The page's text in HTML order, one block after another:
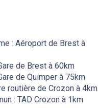
: Aéroport de Brest à
de Brest à 60km
de Quimper à 75km
routière de Crozon à 4km
: TAD Crozon à 1km